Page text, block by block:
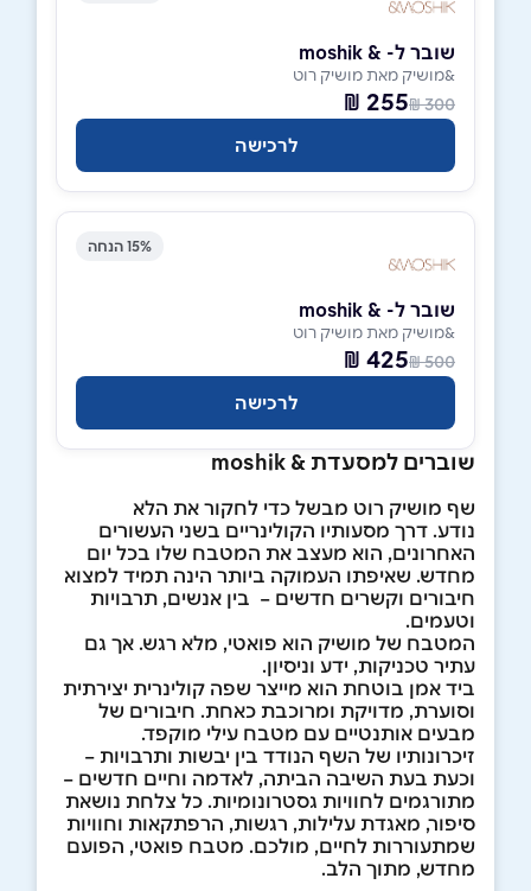
שובר ל- & moshik
&מושיק מאת מושיק רוט
300 ₪
255 ₪
לרכישה
15% הנחה
שובר ל- & moshik
&מושיק מאת מושיק רוט
500 ₪
425 ₪
לרכישה
שוברים למסעדת & moshik
שף מושיק רוט מבשל כדי לחקור את הלא
נודע. דרך מסעותיו הקולינריים בשני העשורים
האחרונים, הוא מעצב את המטבח שלו בכל יום
מחדש. שאיפתו העמוקה ביותר הינה תמיד למצוא
חיבורים וקשרים חדשים – בין אנשים, תרבויות
וטעמים.
המטבח של מושיק הוא פואטי, מלא רגש. אך גם
עתיר טכניקות, ידע וניסיון.
ביד אמן בוטחת הוא מייצר שפה קולינרית יצירתית
וסוערת, מדויקת ומרוכבת כאחת. חיבורים של
מבעים אותנטיים עם מטבח עילי מוקפד.
זיכרונותיו של השף הנודד בין יבשות ותרבויות –
וכעת בעת השיבה הביתה, לאדמה וחיים חדשים –
מתורגמים לחוויות גסטרונומיות. כל צלחת נושאת
סיפור, מאגדת עלילות, רגשות, הרפתקאות וחוויות
שמתעוררות לחיים, מולכם. מטבח פואטי, הפועם
מחדש, מתוך הלב.